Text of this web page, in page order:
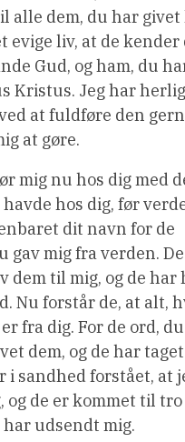
alle dem, du har givet
evige liv, at de kender
Gud, og ham, du
Kristus. Jeg har
at fuldføre den
at gøre.
mig nu hos dig med
hos dig, før
dit navn for de
gav mig fra verden.
dem til mig, og de har
Nu forstår de, at alt,
fra dig. For de ord,
dem, og de har
i sandhed forstået, at
og de er kommet til tro
udsendt mig.